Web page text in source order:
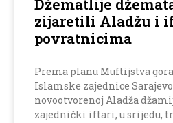
Džematlije
zijaretili Aladžu i
povratnicima
Prema planu Muftijstva
Islamske zajednice Sarajevo
novootvorenoj Aladža
zajednički iftari, u srijedu,